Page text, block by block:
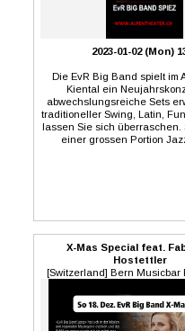
2023-01-02 (Mon)
Die EvR Big Band spielt im
Kiental ein
abwechslungsreiche Sets
traditioneller Swing, Latin,
lassen Sie sich überraschen.
einer grossen Portion
X-Mas Special feat.
Hostettler
[Switzerland] Bern Musicbar